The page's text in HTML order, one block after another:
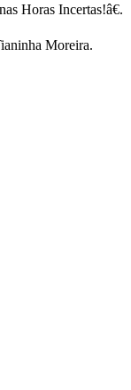
Horas Incertas!â€.
Moreira.